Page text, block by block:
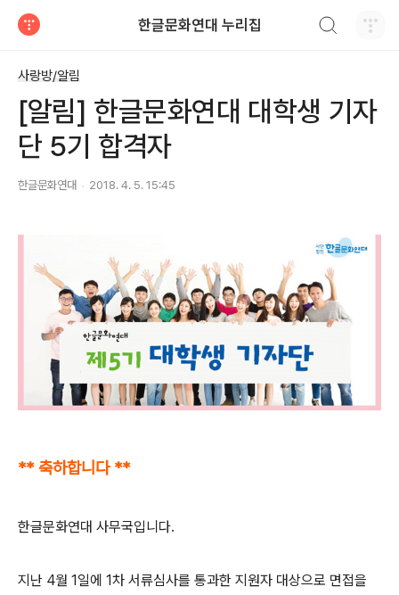
한글문화연대 누리집
사랑방/알림
[알림] 한글문화연대 대학생 기자
단 5기 합격자
한글문화연대 2018. 4. 5. 15:45
** 축하합니다 **
한글문화연대 사무국입니다.
지난 4월 1일에 1차 서류심사를 통과한 지원자 대상으로 면접을